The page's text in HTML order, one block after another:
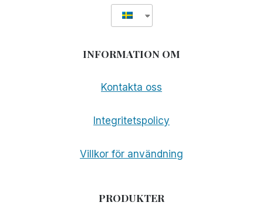
INFORMATION OM
Kontakta oss
Integritetspolicy
Villkor för användning
PRODUKTER